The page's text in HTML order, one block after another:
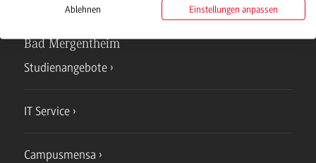
Bad Mergentheim
Studienangebote
IT Service
Campusmensa
Ablehnen Einstellungen anpassen